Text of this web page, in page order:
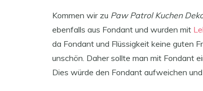
Kommen wir zu Paw Patrol Kuchen
ebenfalls aus Fondant und wurden mit
da Fondant und Flüssigkeit keine guten
unschön. Daher sollte man mit Fondant
Dies würde den Fondant aufweichen